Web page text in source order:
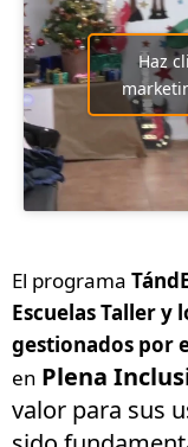
Haz
El programa
Escuelas Taller y
gestionados por
en Plena
valor para sus